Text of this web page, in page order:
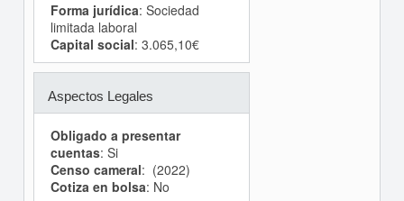
Forma jurídica: Sociedad
limitada laboral
Capital social: 3.065,10€
Aspectos Legales
Obligado a presentar
cuentas: Si
Censo cameral: (2022)
Cotiza en bolsa: No